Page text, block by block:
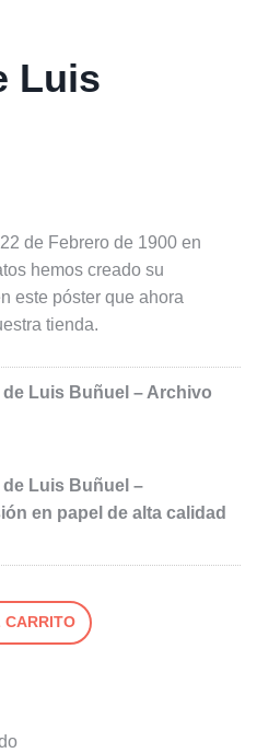
Luis
de Febrero de 1900 en
hemos creado su
este póster que ahora
tienda.
de Luis Buñuel – Archivo
de Luis Buñuel –
en papel de alta calidad
CARRITO